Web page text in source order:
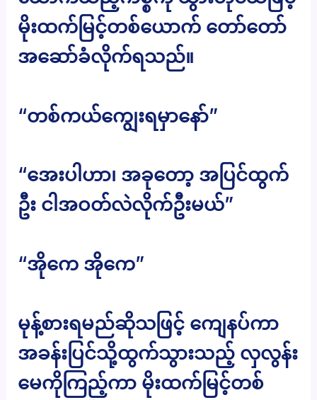
မိုးထက်မြင့်တစ်ယောက် တော်တော်
အဆော်ခံလိုက်ရသည်။
“တစ်ကယ်ကျွေးရမှာနော်”
“အေးပါဟာ၊ အခုတော့ အပြင်ထွက်
ဦး ငါအဝတ်လဲလိုက်ဦးမယ်”
“အိုကေ အိုကေ”
မုန့်စားရမည်ဆိုသဖြင့် ကျေနပ်ကာ
အခန်းပြင်သို့ထွက်သွားသည့် လှလွန်း
မေကိုကြည့်ကာ မိုးထက်မြင့်တစ်